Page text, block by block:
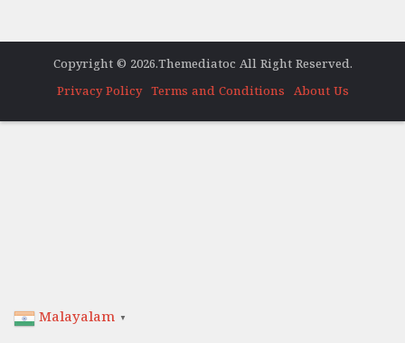
Copyright © 2026.Themediatoc All Right Reserved.
Privacy Policy
Terms and Conditions About Us
Malayalam ▼